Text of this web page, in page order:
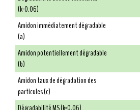
(k=0.06)
Amidon immédiatement dégradable
(a)
Amidon potentiellement dégradable
(b)
Amidon taux de dégradation des
particules (c)